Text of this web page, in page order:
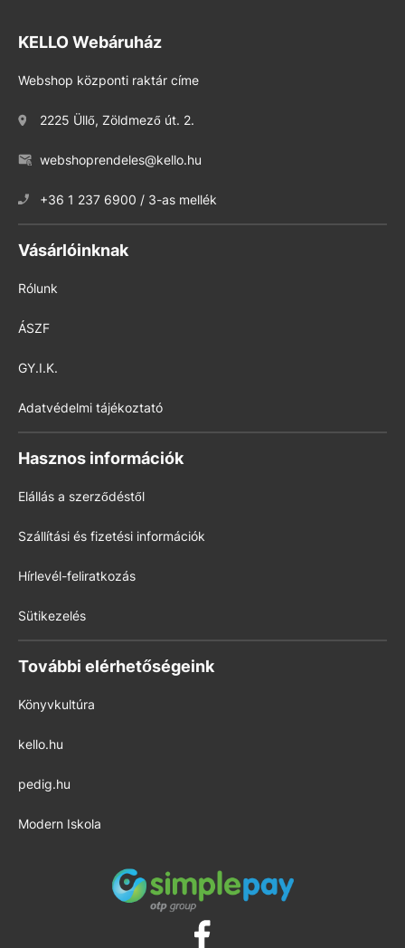
KELLO Webáruház
Webshop központi raktár címe
2225 Üllő, Zöldmező út. 2.
webshoprendeles@kello.hu
+36 1 237 6900 / 3-as mellék
Vásárlóinknak
Rólunk
ÁSZF
GY.I.K.
Adatvédelmi tájékoztató
Hasznos információk
Elállás a szerződéstől
Szállítási és fizetési információk
Hírlevél-feliratkozás
Sütikezelés
További elérhetőségeink
Könyvkultúra
kello.hu
pedig.hu
Modern Iskola